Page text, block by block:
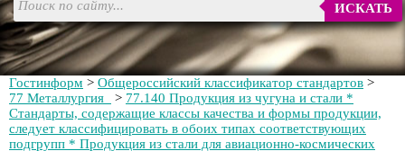
ИСКАТЬ
Гостинформ > Общероссийский классификатор стандартов >
77 Металлургия
> 77.140 Продукция из чугуна и стали *
Стандарты, содержащие классы качества и формы продукции,
следует классифицировать в обоих типах соответствующих
подгрупп * Продукция из стали для авиационно-космических